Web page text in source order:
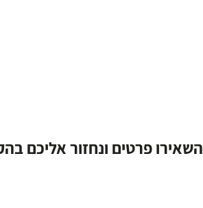
השאירו פרטים ונחזור אליכם